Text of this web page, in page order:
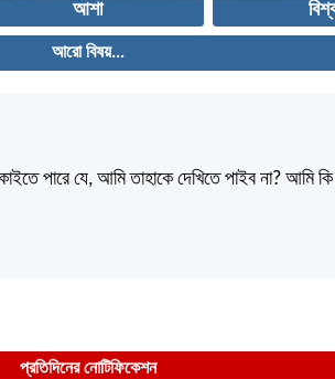
আশা
আরো বিষয়...
পারে যে, আমি তাহাকে দেখিতে পাইব না? আমি কি
প্রতিদিনের নোটিফিকেশন